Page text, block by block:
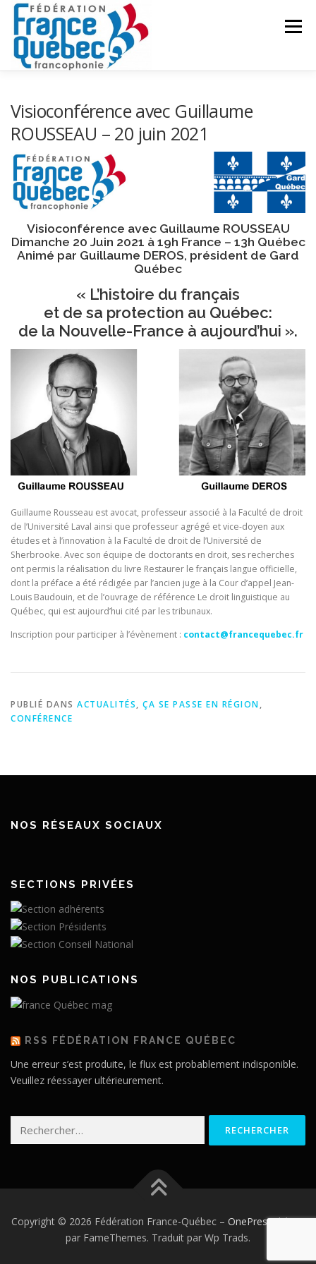
Aller
contenu
Menu
CONTACT
INTRANET
Visioconférence avec Guillaume
ROUSSEAU – 20 juin 2021
Visioconférence avec Guillaume ROUSSEAU
Dimanche 20 Juin 2021 à 19h France – 13h Québec
Animé par Guillaume DEROS, président de Gard
Québec
« L’histoire du français
et de sa protection au Québec:
de la Nouvelle-France à aujourd’hui ».
Guillaume Rousseau est avocat, professeur associé à la Faculté de droit
de l’Université Laval ainsi que professeur agrégé et vice-doyen aux
études et à l’innovation à la Faculté de droit de l’Université de
Sherbrooke. Avec son équipe de doctorants en droit, ses recherches
ont permis la réalisation du livre Restaurer le français langue officielle,
dont la préface a été rédigée par l’ancien juge à la Cour d’appel Jean-
Louis Baudouin, et de l’ouvrage de référence Le droit linguistique au
Québec, qui est aujourd’hui cité par les tribunaux.
Inscription pour participer à l’évènement : contact@francequebec.fr
PUBLIÉ DANS ACTUALITÉS, ÇA SE PASSE EN RÉGION,
CONFÉRENCE
NOS RÉSEAUX SOCIAUX
SECTIONS PRIVÉES
NOS PUBLICATIONS
RSS FÉDÉRATION FRANCE QUÉBEC
Une erreur s’est produite, le flux est probablement indisponible.
Veuillez réessayer ultérieurement.
Copyright © 2026 Fédération France-Québec – OnePressthème
par FameThemes. Traduit par Wp Trads.